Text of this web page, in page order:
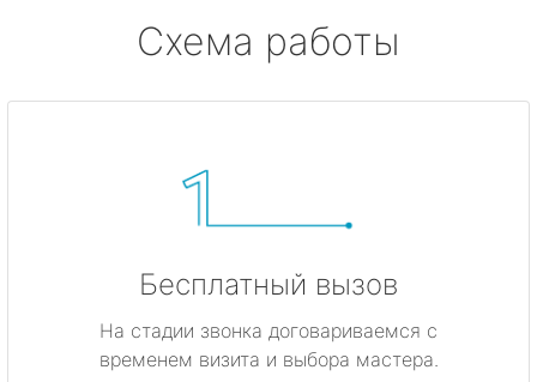
Схема работы
Бесплатный вызов
На стадии звонка договариваемся с
временем визита и выбора мастера.